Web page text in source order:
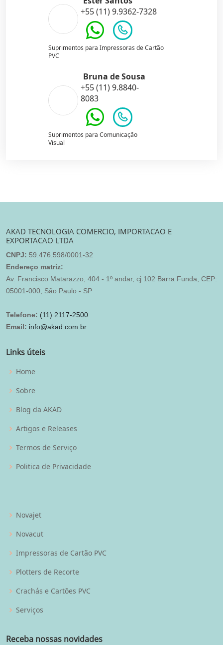
+55 (11) 9.9362-7328
Suprimentos para Impressoras de Cartão
PVC
Bruna de Sousa
+55 (11) 9.8840-
8083
Suprimentos para Comunicação
Visual
AKAD TECNOLOGIA COMERCIO, IMPORTACAO E
EXPORTACAO LTDA
CNPJ: 59.476.598/0001-32
Endereço matriz:
Av. Francisco Matarazzo, 404 - 1º andar, cj 102 Barra Funda, CEP:
05001-000, São Paulo - SP
Telefone: (11) 2117-2500
Email: info@akad.com.br
Links úteis
Home
Sobre
Blog da AKAD
Artigos e Releases
Termos de Serviço
Politica de Privacidade
Novajet
Novacut
Impressoras de Cartão PVC
Plotters de Recorte
Crachás e Cartões PVC
Serviços
Receba nossas novidades